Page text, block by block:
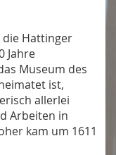
die Hattinger
Jahre
Museum des
ist,
allerlei
Arbeiten in
kam um 1611